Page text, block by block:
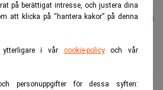
på berättigat intresse, och justera dina
att klicka på “hantera kakor” på denna
i vår cookie-policyoch vår
personuppgifter för dessa syften:
nyhetsbrev
Prenumerera